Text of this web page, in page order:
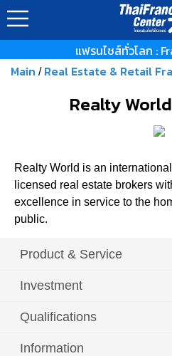
แฟรนไชส์ทั่วโลก :
Main / Real Estate & Retail
Realty World
Realty World is an
licensed real estate brokers
excellence in service to the
public.
Product & Service
Investment
Qualifications
Information